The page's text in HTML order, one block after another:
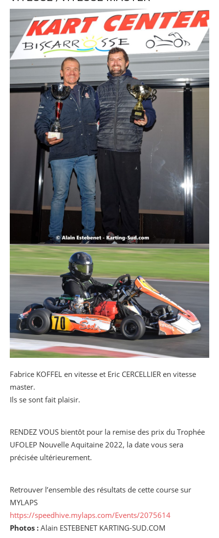
Fabrice KOFFEL en vitesse et Eric CERCELLIER en vitesse
master.
Ils se sont fait plaisir.
RENDEZ VOUS bientôt pour la remise des prix du Trophée
UFOLEP Nouvelle Aquitaine 2022, la date vous sera
précisée ultérieurement.
Retrouver l’ensemble des résultats de cette course sur
MYLAPS
https://speedhive.mylaps.com/Events/2075614
Photos : Alain ESTEBENET KARTING-SUD.COM